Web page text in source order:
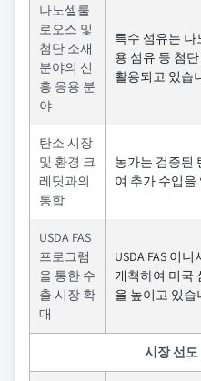
나노셀룰
로오스 및
첨단 소재
분야의 신
흥 응용 분
야
특수 섬유는
용 섬유 등 첨
활용되고 있습
탄소 시장
및 환경 크
레딧과의
통합
농가는 검증된
여 추가 수입을
USDA FAS
프로그램
을 통한 수
출 시장 확
대
USDA FAS 이
개척하여 미국
을 높이고 있습
시장 선도